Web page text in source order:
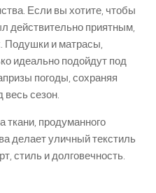
Если вы хотите, чтобы
действительно приятным,
Подушки и матрасы,
идеально подойдут под
погоды, сохраняя
сезон.
ткани, продуманного
делает уличный текстиль
стиль и долговечность.